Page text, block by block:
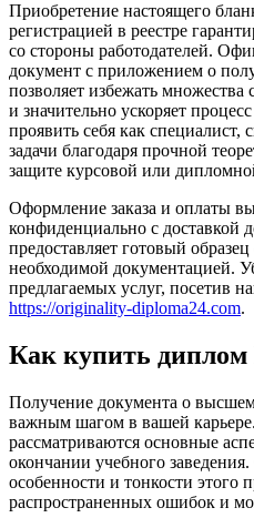
Приобретение настоящего
регистрацией в реестре
со стороны работодателей.
документ с приложением о
позволяет избежать множества
и значительно ускоряет
проявить себя как
задачи благодаря прочной
защите курсовой или
Оформление заказа и оплаты
конфиденциально с доставкой
предоставляет готовый
необходимой документацией.
предлагаемых услуг, посетив
https://originality-diploma24.com.
Как купить
Получение документа о
важным шагом в вашей
рассматриваются основные
окончании учебного
особенности и тонкости этого
распространенных ошибок и